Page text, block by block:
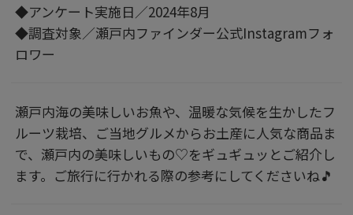
◆アンケート実施日／2024年8月
◆調査対象／瀬戸内ファインダー公式Instagramフォ
ロワー
瀬戸内海の美味しいお魚や、温暖な気候を生かしたフ
ルーツ栽培、ご当地グルメからお土産に人気な商品ま
で、瀬戸内の美味しいもの♡をギュギュッとご紹介し
ます。ご旅行に行かれる際の参考にしてくださいね🎵